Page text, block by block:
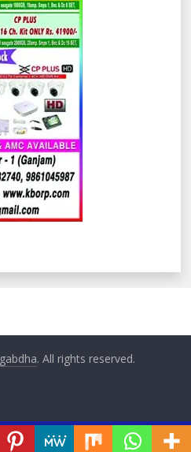
. All rights reserved.
ଘଡେଇଙ୍କୁ ଅସୀ ଓ ମସୀ ପ୍ରଦାନ